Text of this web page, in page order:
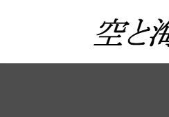
ツ
シ